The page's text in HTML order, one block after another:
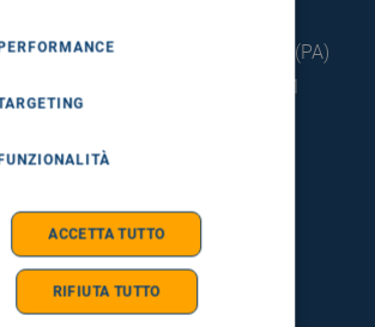
- Pisciotto 90015 Cefalù (PA)
920 111
Portineria: +39 0921
info@hsrgiglio.it
ACCETTA TUTTO
RIFIUTA TUTTO